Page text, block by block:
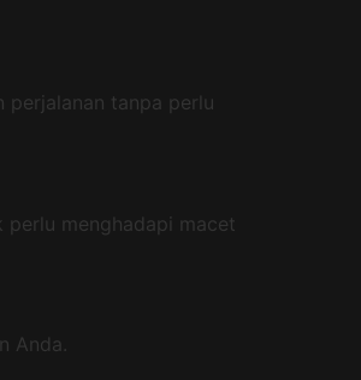
perjalanan tanpa perlu
menghadapi macet
Anda.